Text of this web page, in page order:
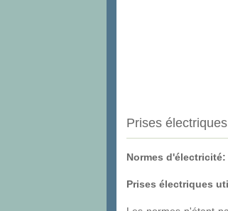
Prises électriques
Normes d'électricité:
Prises électriques